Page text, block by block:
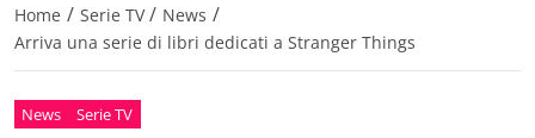
Home / Serie TV / News /
Arriva una serie di libri dedicati a Stranger Things
News Serie TV